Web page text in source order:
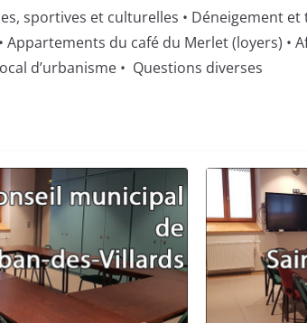
sportives et culturelles • Déneigement et
Appartements du café du Merlet (loyers) •
d’urbanisme • Questions diverses